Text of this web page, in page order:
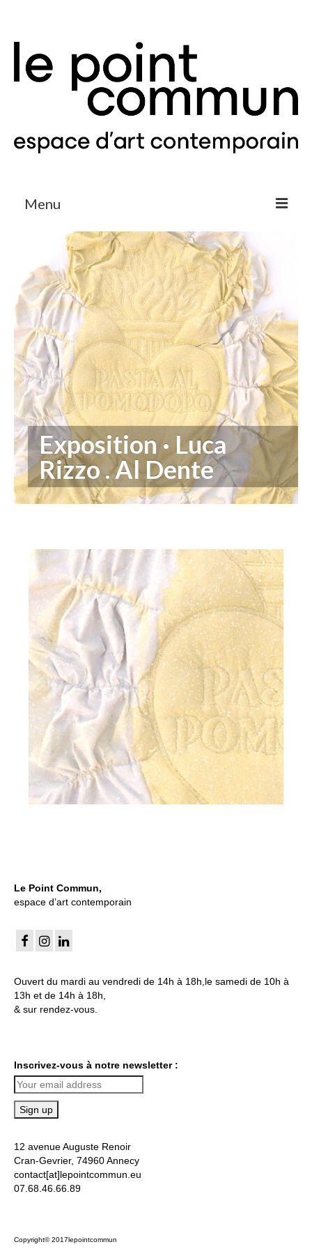
Menu
Expositions & Projets
Agenda
Le Point Commun
Visites
Infos pratiques
FR
EN
Exposition · Luca
Rizzo . Al Dente
Le Point Commun,
espace d’art contemporain
Ouvert du mardi au vendredi de 14h à 18h,le samedi de 10h à
13h et de 14h à 18h,
& sur rendez-vous.
Inscrivez-vous à notre newsletter :
12 avenue Auguste Renoir
Cran-Gevrier, 74960 Annecy
contact[at]lepointcommun.eu
07.68.46.66.89
Copyright© 2017lepointcommun